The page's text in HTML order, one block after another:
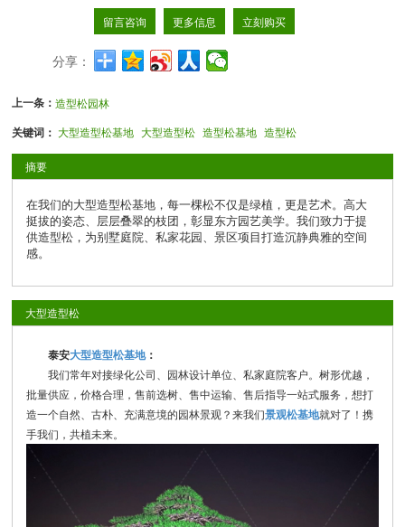
留言咨询 更多信息 立刻购买
分享：
上一条：造型松园林
关键词：大型造型松基地 大型造型松 造型松基地 造型松
摘要
在我们的大型造型松基地，每一棵松不仅是绿植，更是艺术。高大
挺拔的姿态、层层叠翠的枝团，彰显东方园艺美学。我们致力于提
供造型松，为别墅庭院、私家花园、景区项目打造沉静典雅的空间
感。
大型造型松
泰安大型造型松基地：
我们常年对接绿化公司、园林设计单位、私家庭院客户。树形优越，
批量供应，价格合理，售前选树、售中运输、售后指导一站式服务，想打
造一个自然、古朴、充满意境的园林景观？来我们景观松基地就对了！携
手我们，共植未来。